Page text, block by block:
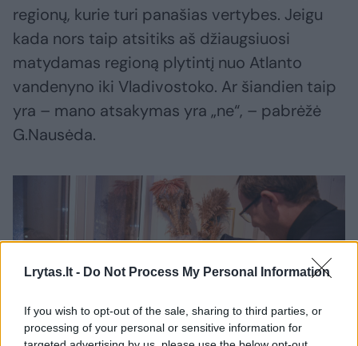
Lrytas.lt - Do Not Process My Personal Information
If you wish to opt-out of the sale, sharing to third parties, or
processing of your personal or sensitive information for
regionų, kurie turi panašias vertybes. Jeigu
kada nors taip atsitiks aš džiaugsiuosi
matydamas regioną plytintį nuo Atlanto
vandenyno iki Vladivostoko. Ar šiandien taip
yra – mano atsakymas yra „ne“, – pabrėžė
G.Nausėda.